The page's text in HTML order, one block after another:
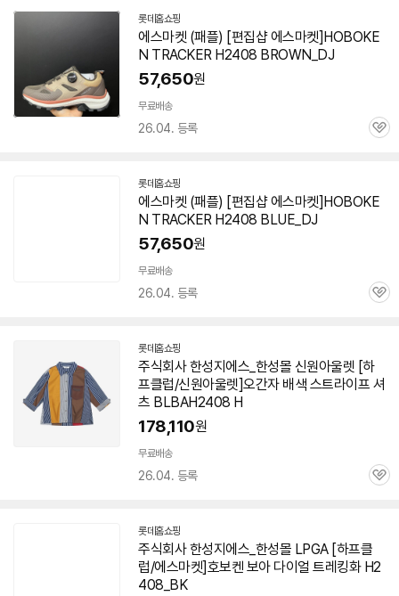
롯데홈쇼핑
에스마켓 (패플) [편집샵 에스마켓]HOBOKE
N TRACKER H2408 BROWN_DJ
57,650원
무료배송
26.04. 등록
관
롯데홈쇼핑
에스마켓 (패플) [편집샵 에스마켓]HOBOKE
N TRACKER H2408 BLUE_DJ
57,650원
무료배송
26.04. 등록
관
롯데홈쇼핑
주식회사 한성지에스_한성몰 신원아울렛 [하
프클럽/신원아울렛]오간자 배색 스트라이프 셔
츠 BLBAH2408 H
178,110원
무료배송
26.04. 등록
관
롯데홈쇼핑
주식회사 한성지에스_한성몰 LPGA [하프클
럽/에스마켓]호보켄 보아 다이얼 트레킹화 H2
408_BK